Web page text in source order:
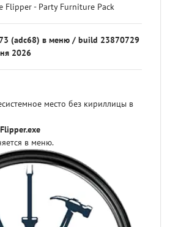
Flipper - Party Furniture Pack
(adc68) в меню / build 23870729
2026
место без кириллицы в
в меню.